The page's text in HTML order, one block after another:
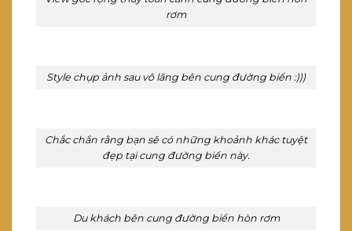
rơm
Style chụp ảnh sau vô lăng bên cung đường biển :)))
Chắc chắn rằng bạn sẽ có những khoảnh khác tuyệt
đẹp tại cung đường biển này.
Du khách bên cung đường biển hòn rơm